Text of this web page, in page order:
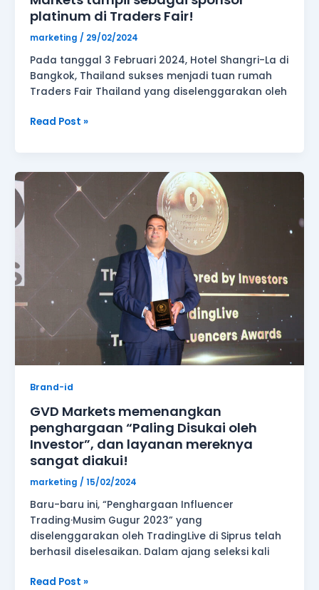
platinum di Traders Fair!
marketing / 29/02/2024
Pada tanggal 3 Februari 2024, Hotel Shangri-La di
Bangkok, Thailand sukses menjadi tuan rumah
Traders Fair Thailand yang diselenggarakan oleh
Read Post »
Brand-id
GVD Markets memenangkan
penghargaan “Paling Disukai oleh
Investor”, dan layanan mereknya
sangat diakui!
marketing / 15/02/2024
Baru-baru ini, “Penghargaan Influencer
Trading·Musim Gugur 2023” yang
diselenggarakan oleh TradingLive di Siprus telah
berhasil diselesaikan. Dalam ajang seleksi kali
GVD
Markets
memenangkan
penghargaan
oleh
Investor”,
layanan
mereknya
sangat
diakui!
Read Post »